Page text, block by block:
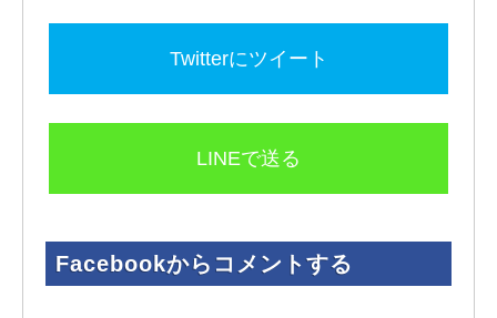
Facebookからコメントする